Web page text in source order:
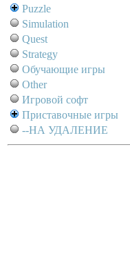
Puzzle
Simulation
Quest
Strategy
Обучающие игры
Other
Игровой софт
Приставочные игры
--НА УДАЛЕНИЕ